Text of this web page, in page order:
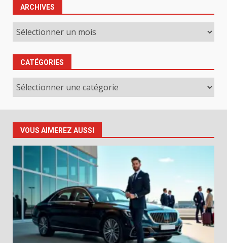
ARCHIVES
Archives
CATÉGORIES
Catégories
VOUS AIMEREZ AUSSI